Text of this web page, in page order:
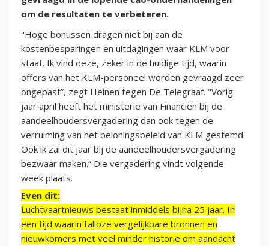
om de resultaten te verbeteren.
"Hoge bonussen dragen niet bij aan de
kostenbesparingen en uitdagingen waar KLM voor
staat. Ik vind deze, zeker in de huidige tijd, waarin
offers van het KLM-personeel worden gevraagd zeer
ongepast”, zegt Heinen tegen De Telegraaf. "Vorig
jaar april heeft het ministerie van Financiën bij de
aandeelhoudersvergadering dan ook tegen de
verruiming van het beloningsbeleid van KLM gestemd.
Ook ik zal dit jaar bij de aandeelhoudersvergadering
bezwaar maken.” Die vergadering vindt volgende
week plaats.
Even dit:
Luchtvaartnieuws bestaat inmiddels bijna 25 jaar. In
een tijd waarin talloze vergelijkbare bronnen en
nieuwkomers met veel minder historie om aandacht